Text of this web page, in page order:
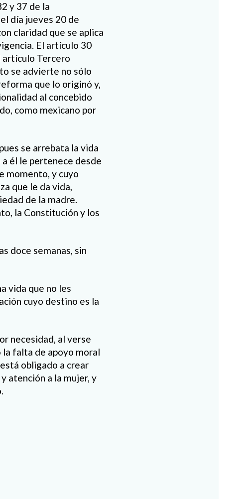
y 37 de la
día jueves 20 de
claridad que se aplica
El artículo 30
artículo Tercero
se advierte no sólo
que lo originó y,
al concebido
como mexicano por
se arrebata la vida
él le pertenece desde
momento, y cuyo
que le da vida,
de la madre.
la Constitución y los
doce semanas, sin
vida que no les
cuyo destino es la
necesidad, al verse
la falta de apoyo moral
obligado a crear
atención a la mujer, y